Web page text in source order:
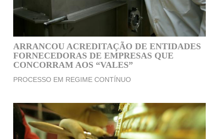
ARRANCOU ACREDITAÇÃO DE ENTIDADES
FORNECEDORAS DE EMPRESAS QUE
CONCORRAM AOS “VALES”
PROCESSO EM REGIME CONTÍNUO